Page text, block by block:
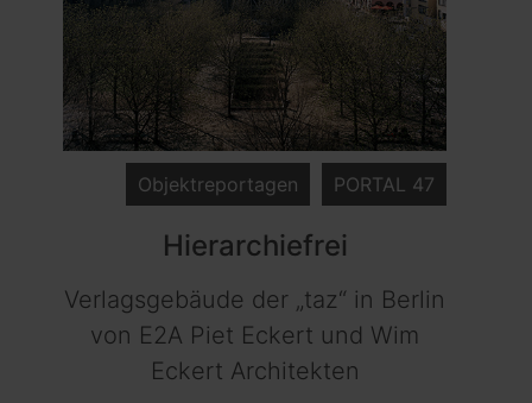
PORTAL 47
Objektreportagen
Hierarchiefrei
Verlagsgebäude der „taz“ in Berlin
von E2A Piet Eckert und Wim
Eckert Architekten